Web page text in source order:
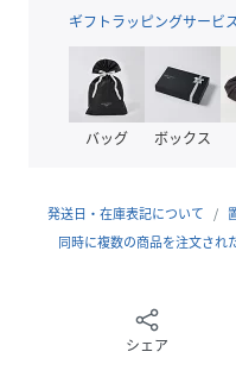
オーガンジーとの異素材
程よくゆとりのあるシル
インでもアウトでもすっ
ベーシックなカラー展開
り、1枚持っておくと重
【接触冷感＆UV対策】機
綿100％なのも嬉しいポイ
ギフトラッピングサービ
バッグ ボックス
発送日・在庫表記について
同時に複数の商品を注文され
シェア